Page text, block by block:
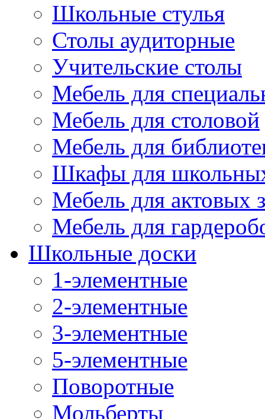
Школьные стулья
Столы аудиторные
Учительские столы
Мебель для
Мебель для столовой
Мебель для
Шкафы для
Мебель для актовых
Мебель для
Школьные доски
1-элементные
2-элементные
3-элементные
5-элементные
Поворотные
Мольберты